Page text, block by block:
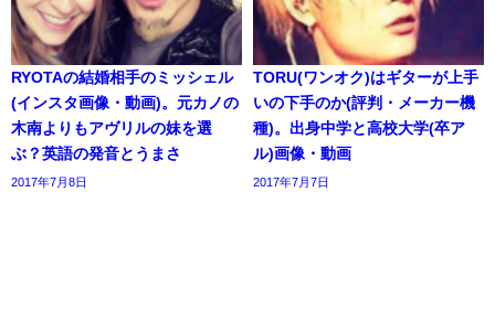
RYOTAの結婚相手のミッシェル
(インスタ画像・動画)。元カノの
木南よりもアヴリルの妹を選
ぶ？英語の発音とうまさ
2017年7月8日
TORU(ワンオク)はギターが上手
いの下手のか(評判・メーカー機
種)。出身中学と高校大学(卒ア
ル)画像・動画
2017年7月7日